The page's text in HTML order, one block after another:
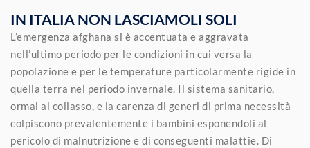
IN ITALIA NON LASCIAMOLI SOLI
L’emergenza afghana si è accentuata e aggravata
nell’ultimo periodo per le condizioni in cui versa la
popolazione e per le temperature particolarmente rigide in
quella terra nel periodo invernale. Il sistema sanitario,
ormai al collasso, e la carenza di generi di prima necessità
colpiscono prevalentemente i bambini esponendoli al
pericolo di malnutrizione e di conseguenti malattie. Di